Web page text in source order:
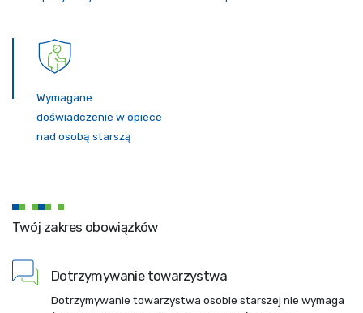
Wymagane
doświadczenie w opiece
nad osobą starszą
Twój zakres obowiązków
Dotrzymywanie towarzystwa
Dotrzymywanie towarzystwa osobie starszej nie wymaga